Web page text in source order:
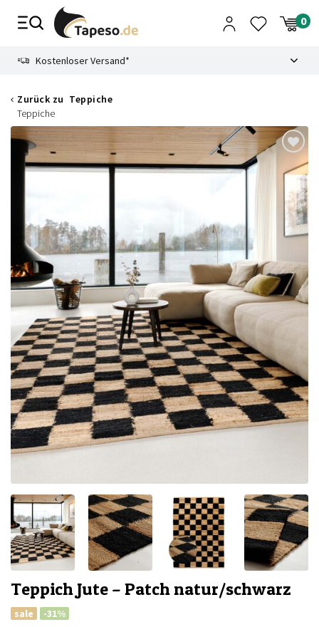
Zusammenbruch
Kostenloser Versand*
Zurück zu Teppiche
Teppiche
Teppich Jute – Patch natur/schwarz
sale -31%